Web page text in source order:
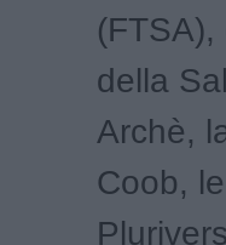
della
Archè,
Coob,